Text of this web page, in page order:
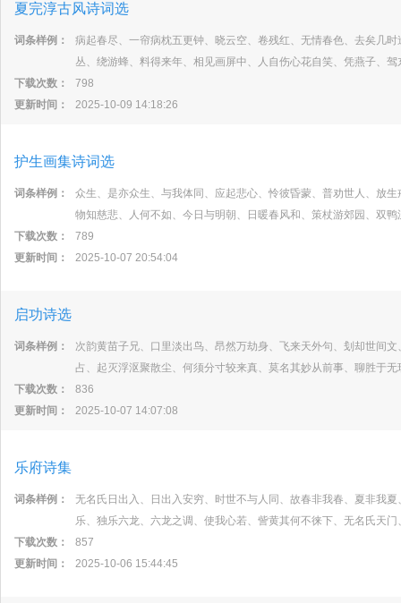
夏完淳古风诗词选
词条样例：
病起春尽、一帘病枕五更钟、晓云空、卷残红、无情春色、去矣几
丛、绕游蜂、料得来年、相见画屏中、人自伤心花自笑、凭燕子、驾
下载次数：
798
更新时间：
2025-10-09 14:18:26
护生画集诗词选
词条样例：
众生、是亦众生、与我体同、应起悲心、怜彼昏蒙、普劝世人、放
物知慈悲、人何不如、今日与明朝、日暖春风和、策杖游郊园、双
下载次数：
789
更新时间：
2025-10-07 20:54:04
启功诗选
词条样例：
次韵黄苗子兄、口里淡出鸟、昂然万劫身、飞来天外句、刬却世间
占、起灭浮沤聚散尘、何须分寸较来真、莫名其妙从前事、聊胜于
下载次数：
836
更新时间：
2025-10-07 14:07:08
乐府诗集
词条样例：
无名氏日出入、日出入安穷、时世不与人同、故春非我春、夏非我
乐、独乐六龙、六龙之调、使我心若、訾黄其何不徕下、无名氏天
下载次数：
857
更新时间：
2025-10-06 15:44:45